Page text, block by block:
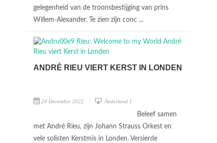
gelegenheid van de troonsbestijging van prins
Willem-Alexander. Te zien zijn conc ...
ANDRÉ RIEU VIERT KERST IN LONDEN
24 December 2022 Nederland 1
Beleef samen
met André Rieu, zijn Johann Strauss Orkest en
vele solisten Kerstmis in Londen. Versierde